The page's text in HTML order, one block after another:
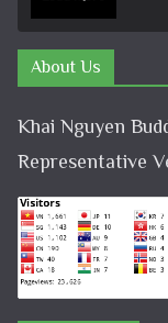
About Us
Khai Nguyen
Representative